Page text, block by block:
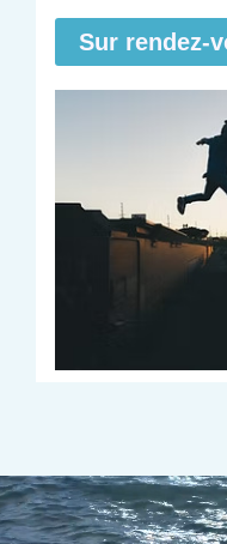
Sur rendez-